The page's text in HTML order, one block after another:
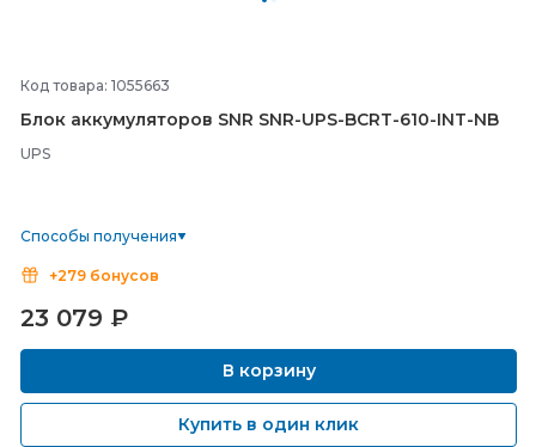
Код товара: 1055663
Блок аккумуляторов SNR SNR-UPS-BCRT-610-INT-NB
UPS
Способы получения
+279 бонусов
23 079 ₽
В корзину
Купить в один клик